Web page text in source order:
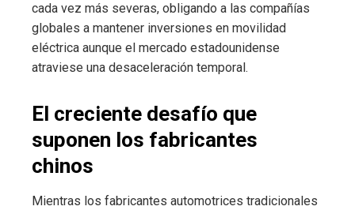
cada vez más severas, obligando a las compañías
globales a mantener inversiones en movilidad
eléctrica aunque el mercado estadounidense
atraviese una desaceleración temporal.
El creciente desafío que
suponen los fabricantes
chinos
Mientras los fabricantes automotrices tradicionales